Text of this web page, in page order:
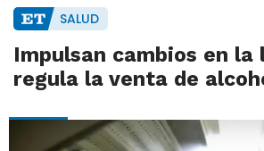
SALUD
Impulsan cambios en la
regula la venta de